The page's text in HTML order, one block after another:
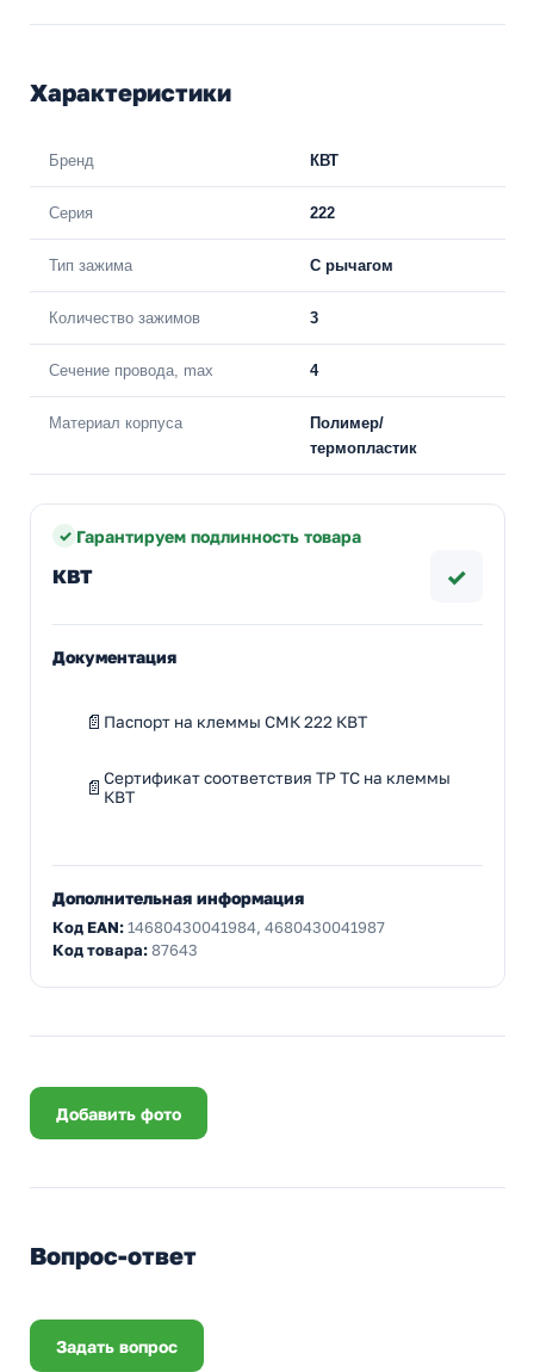
Характеристики
Бренд КВТ
Серия 222
Тип зажима С рычагом
Количество зажимов 3
Сечение провода, max 4
Материал корпуса
Полимер/
термопластик
Гарантируем подлинность товара
КВТ ✓
Документация
Паспорт на клеммы СМК 222 КВТ
Сертификат соответствия ТР ТС на клеммы
КВТ
Дополнительная информация
Код EAN:14680430041984, 4680430041987
Код товара:87643
Добавить фото
Вопрос-ответ
Задать вопрос